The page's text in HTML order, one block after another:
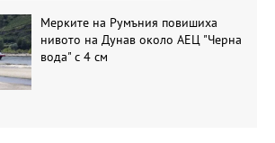
Мерките на Румъния повишиха
нивото на Дунав около АЕЦ "Черна
вода" с 4 см